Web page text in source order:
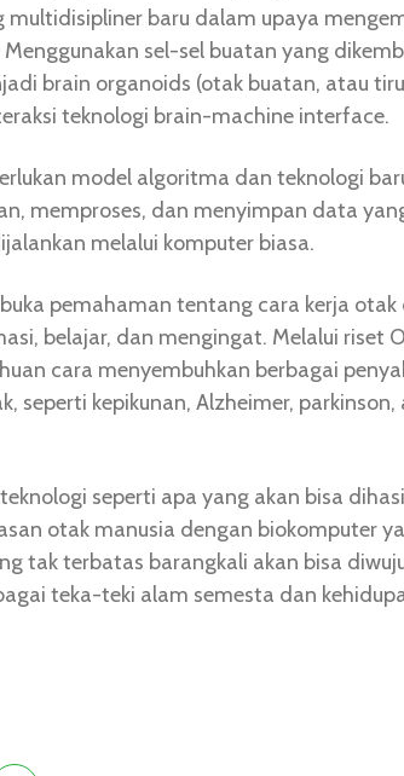
multidisipliner baru dalam upaya
sel-sel buatan yang
brain organoids (otak buatan, atau
teknologi brain-machine interface.
model algoritma dan teknologi
memproses, dan menyimpan data
melalui komputer biasa.
pemahaman tentang cara kerja otak
belajar, dan mengingat. Melalui riset
cara menyembuhkan berbagai
seperti kepikunan, Alzheimer,
seperti apa yang akan bisa
otak manusia dengan biokomputer
tak terbatas barangkali akan bisa
teka-teki alam semesta dan